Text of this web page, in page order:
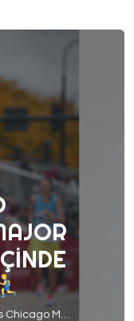
1. Yarış Deneyimi ve Performans Chicago Maratonu’nu Senin İçin Özel Kılan Nedir? Bu Parkurda Koşmak Nasıl Bir Deneyimdi? Major maratonlar çok başka bir seviyede. Zamanında bunu ben de çok duyardım ve derdim ki yarış yarıştır, ne kadar farklı olabilir ki!? Bu yarışlara gidip koşunca insan anlıyor “major maraton” ünvanını boşuna almamışlar.